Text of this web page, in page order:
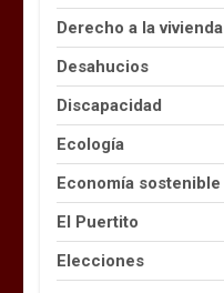
Derecho a la vivienda
Desahucios
Discapacidad
Ecología
Economía sostenible
El Puertito
Elecciones